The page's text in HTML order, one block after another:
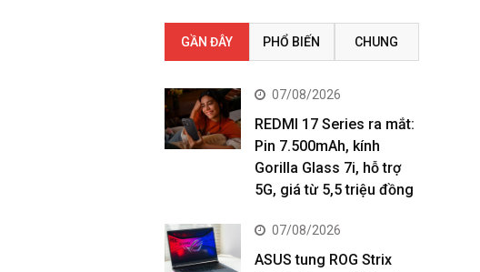
GẦN ĐÂY PHỔ BIẾN CHUNG
07/08/2026
REDMI 17 Series ra mắt:
Pin 7.500mAh, kính
Gorilla Glass 7i, hỗ trợ
5G, giá từ 5,5 triệu đồng
07/08/2026
ASUS tung ROG Strix